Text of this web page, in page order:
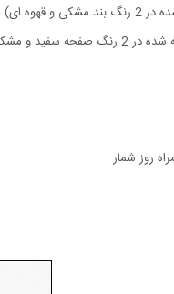
ای)
و مشکی)
روز شمار